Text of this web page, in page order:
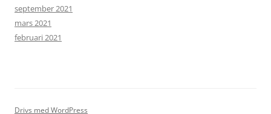
september 2021
mars 2021
februari 2021
Drivs med WordPress